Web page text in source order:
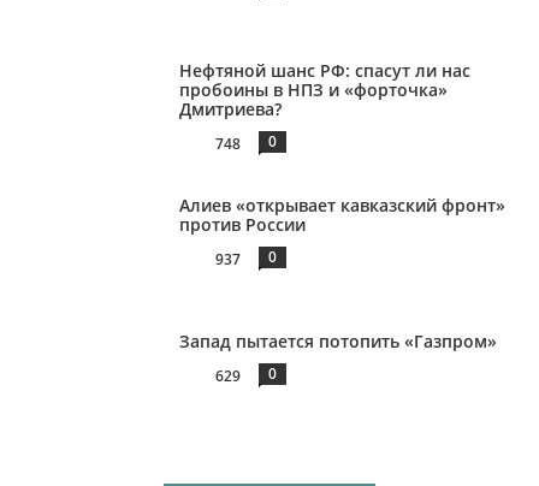
Нефтяной шанс РФ: спасут ли нас
пробоины в НПЗ и «форточка»
Дмитриева?
748 0
Алиев «открывает кавказский фронт»
против России
937 0
Запад пытается потопить «Газпром»
629 0